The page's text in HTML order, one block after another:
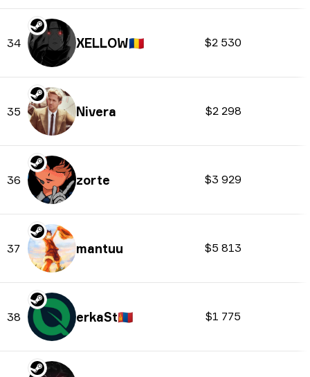
34 XELLOW🇷🇴 $2 530
35 Nivera $2 298
36 zorte $3 929
37 mantuu $5 813
38 erkaSt🇲🇳 $1 775